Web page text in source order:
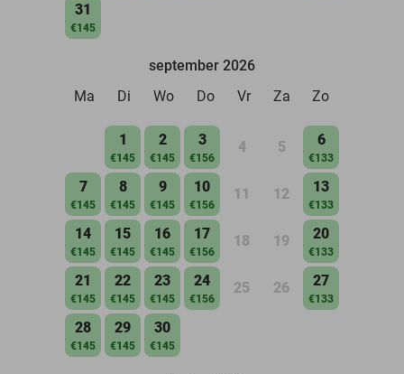
31
€145
september 2026
Ma
Di Wo Do Vr Za Zo
1
€145
2
€145
3
€156
4 5 6
€133
7
€145
8
€145
9
€145
10
€156
11 12 13
€133
14
€145
15
€145
16
€145
17
€156
18 19 20
€133
21
€145
22
€145
23
€145
24
€156
25 26 27
€133
28
€145
29
€145
30
€145